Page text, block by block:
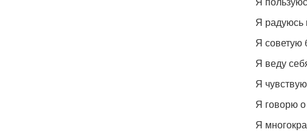
Я радуюсь
Я советую
Я веду
Я
Я говорю
Я